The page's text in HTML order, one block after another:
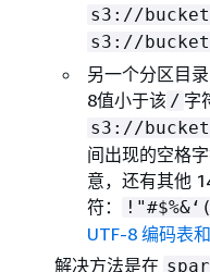
s3://
s3://
另一个分区目
8值小于该 / 字
s3://
间出现的空格
意，还有其他
符：
UTF-8 编码表
解决方法是在